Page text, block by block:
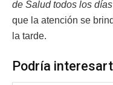
de Salud todos los días
que la atención se
la tarde.
Podría